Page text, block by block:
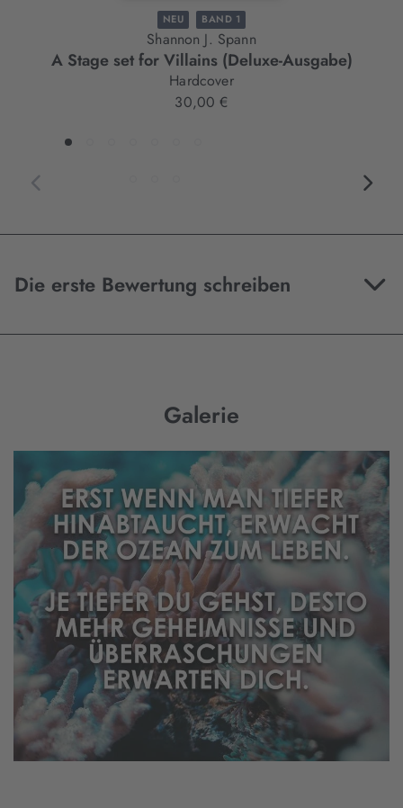
NEU BAND 1
Shannon J. Spann
A Stage set for Villains (Deluxe-Ausgabe)
Hardcover
30,00 €
Die erste Bewertung schreiben
Galerie